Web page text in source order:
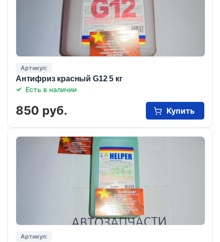
Артикул:
Антифриз красный G12 5 кг
Есть в наличии
850 руб. Купить
Артикул: